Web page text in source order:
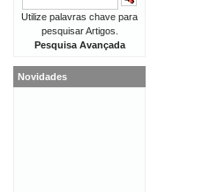
Utilize palavras chave para
pesquisar Artigos.
Pesquisa Avançada
Novidades